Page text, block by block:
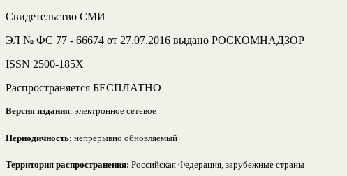
Свидетельство СМИ
ЭЛ № ФС 77 - 66674 от 27.07.2016 выдано РОСКОМНАДЗОР
ISSN 2500-185Х
Распространяется БЕСПЛАТНО
Версия издания: электронное сетевое
Периодичность: непрерывно обновляемый
Территория распространения: Российская Федерация, зарубежные страны